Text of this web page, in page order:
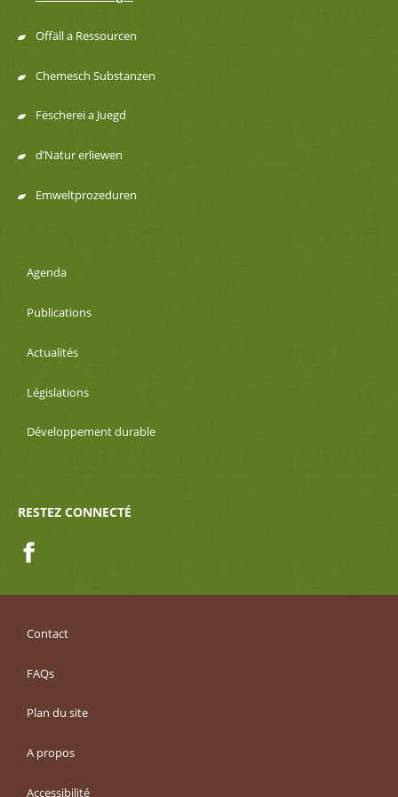
Offäll a Ressourcen
Chemesch Substanzen
Fëscherei a Juegd
d’Natur erliewen
Emweltprozeduren
Agenda
Publications
Actualités
Législations
Développement durable
RESTEZ CONNECTÉ
Contact
FAQs
Plan du site
A propos
Accessibilité